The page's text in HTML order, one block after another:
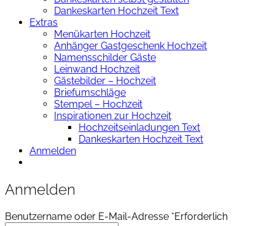
Dankeskarten Hochzeit Text
Extras
Menükarten Hochzeit
Anhänger Gastgeschenk Hochzeit
Namensschilder Gäste
Leinwand Hochzeit
Gästebilder – Hochzeit
Briefumschläge
Stempel – Hochzeit
Inspirationen zur Hochzeit
Hochzeitseinladungen Text
Dankeskarten Hochzeit Text
Anmelden
Anmelden
Benutzername oder E-Mail-Adresse *Erforderlich